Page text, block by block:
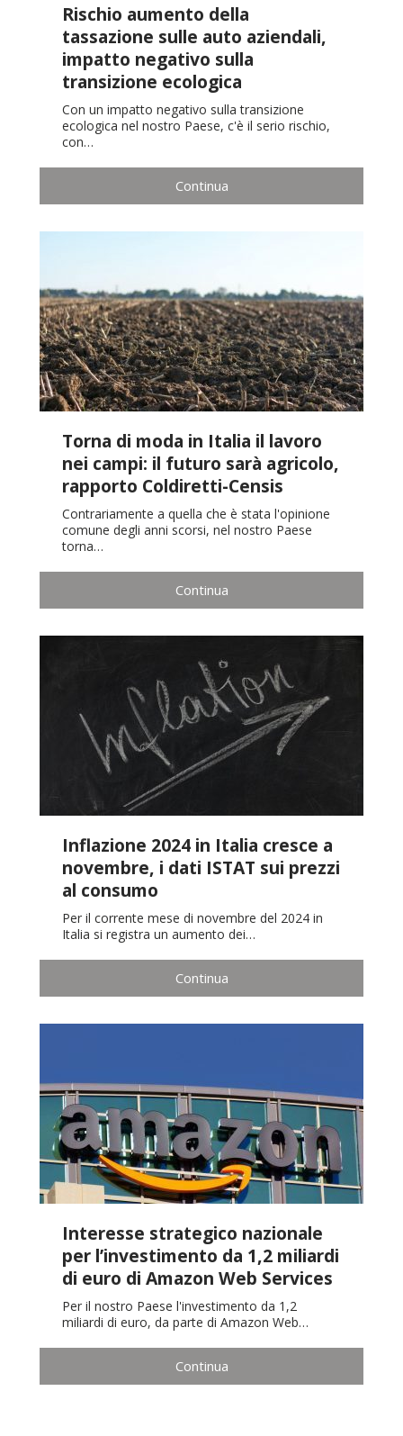
Rischio aumento della
tassazione sulle auto aziendali,
impatto negativo sulla
transizione ecologica
Con un impatto negativo sulla transizione
ecologica nel nostro Paese, c'è il serio rischio,
con…
Continua
Torna di moda in Italia il lavoro
nei campi: il futuro sarà agricolo,
rapporto Coldiretti-Censis
Contrariamente a quella che è stata l'opinione
comune degli anni scorsi, nel nostro Paese
torna…
Continua
Inflazione 2024 in Italia cresce a
novembre, i dati ISTAT sui prezzi
al consumo
Per il corrente mese di novembre del 2024 in
Italia si registra un aumento dei…
Continua
Interesse strategico nazionale
per l’investimento da 1,2 miliardi
di euro di Amazon Web Services
Per il nostro Paese l'investimento da 1,2
miliardi di euro, da parte di Amazon Web…
Continua